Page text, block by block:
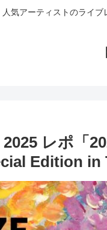
人気アーティストのライ
レポ「
Edition in